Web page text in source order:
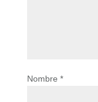
Nombre *